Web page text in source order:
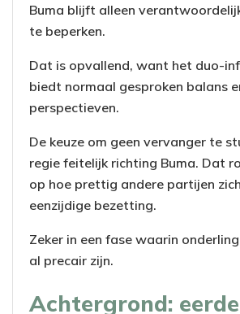
Buma blijft alleen
te beperken.
Dat is opvallend, want het duo-
biedt normaal gesproken balans
perspectieven.
De keuze om geen vervanger te
regie feitelijk richting Buma. Dat
op hoe prettig andere partijen
eenzijdige bezetting.
Zeker in een fase waarin
al precair zijn.
Achtergrond: